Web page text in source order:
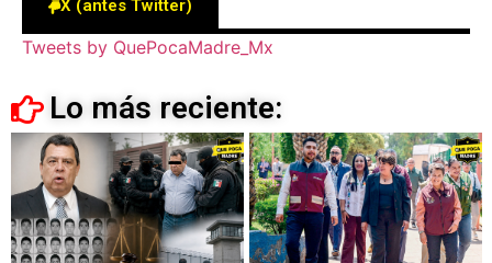
X (antes Twitter)
Tweets by QuePocaMadre_Mx
Lo más reciente: